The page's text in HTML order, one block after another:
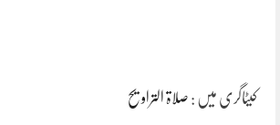
کیٹاگری میں : صلاۃ التراویح